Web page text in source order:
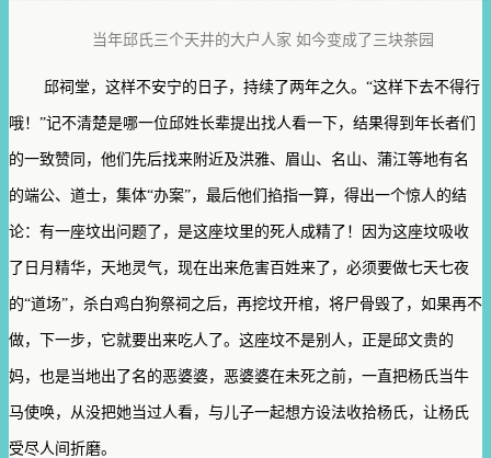
当年邱氏三个天井的大户人家 如今变成了三块茶园
邱祠堂，这样不安宁的日子，持续了两年之久。“这样下去不得行
哦！”记不清楚是哪一位邱姓长辈提出找人看一下，结果得到年长者们
的一致赞同，他们先后找来附近及洪雅、眉山、名山、蒲江等地有名
的端公、道士，集体“办案”，最后他们掐指一算，得出一个惊人的结
论：有一座坟出问题了，是这座坟里的死人成精了！因为这座坟吸收
了日月精华，天地灵气，现在出来危害百姓来了，必须要做七天七夜
的“道场”，杀白鸡白狗祭祠之后，再挖坟开棺，将尸骨毁了，如果再不
做，下一步，它就要出来吃人了。这座坟不是别人，正是邱文贵的
妈，也是当地出了名的恶婆婆，恶婆婆在未死之前，一直把杨氏当牛
马使唤，从没把她当过人看，与儿子一起想方设法收拾杨氏，让杨氏
受尽人间折磨。